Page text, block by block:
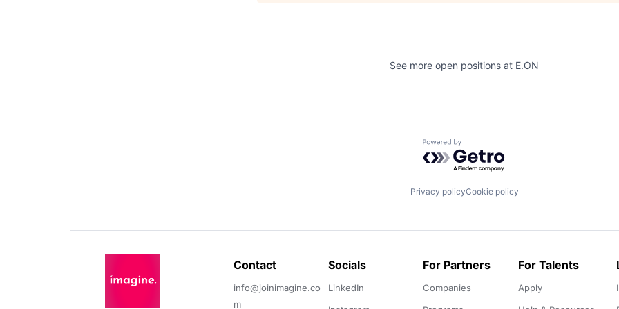
See more open positions at E.ON
Powered by Getro.com
Privacy policyCookie policy
Contact
info@joinimagine.co
m
Socials
LinkedIn
For Partners
Companies
For Talents
Apply